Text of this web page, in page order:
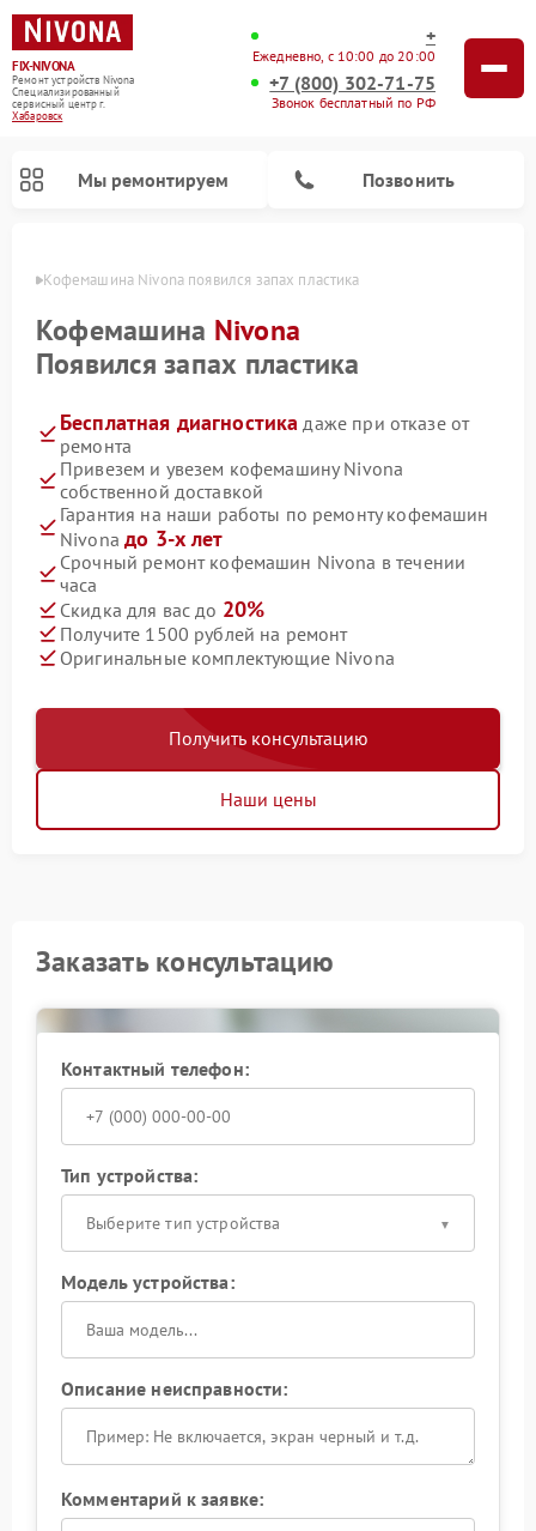
FIX-NIVONA
Ремонт устройств Nivona
Специализированный
cервисный центр г.
Хабаровск
+
Ежедневно, с 10:00 до 20:00
+7 (800) 302-71-75
Звонок бесплатный по РФ
Мы ремонтируем Позвонить
Кофемашина Nivona появился запах пластика
Кофемашина Nivona
Появился запах пластика
Бесплатная диагностика даже при отказе от
ремонта
Привезем и увезем кофемашину Nivona
собственной доставкой
Гарантия на наши работы по ремонту кофемашин
Nivonaдо 3-х лет
Срочный ремонт кофемашин Nivona в течении
часа
Скидка для вас до 20%
Получите 1500 рублей на ремонт
Оригинальные комплектующие Nivona
Получить консультацию
Наши цены
Заказать консультацию
Контактный телефон:
Тип устройства:
Выберите тип устройства
Модель устройства:
Описание неисправности:
Комментарий к заявке: